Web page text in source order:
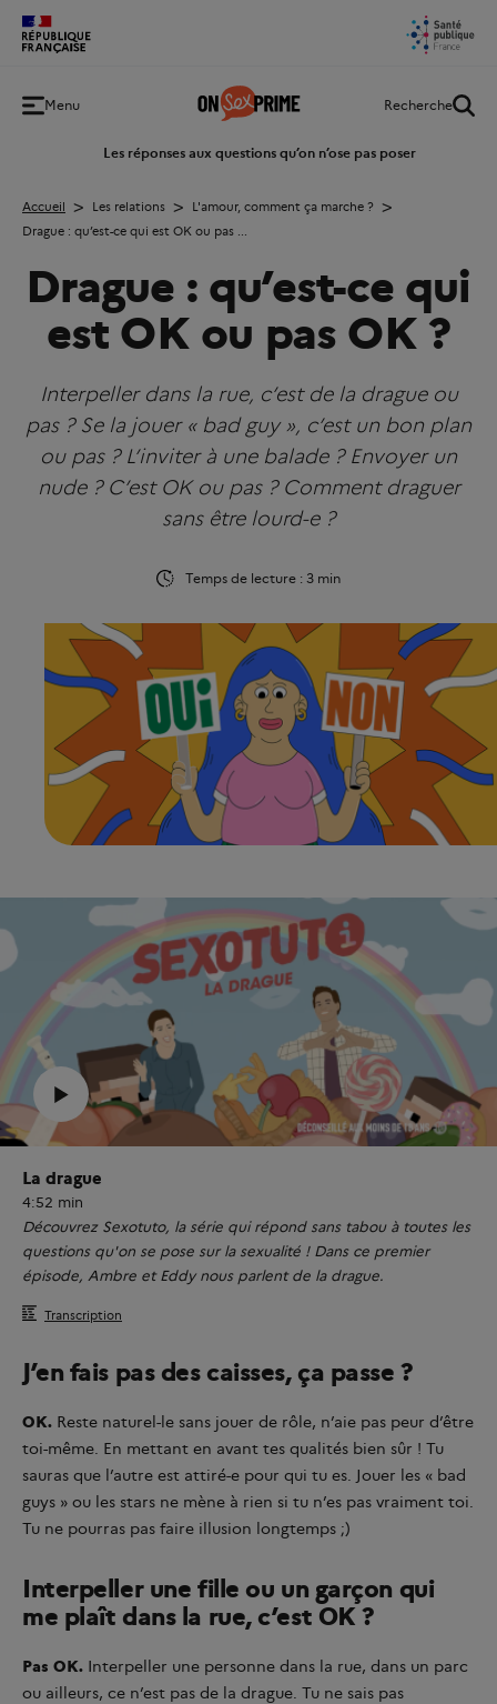
Menu
Retour
l'accueil
Recherche
Les réponses aux questions qu’on n’ose pas poser
Accueil Les relations
L'amour, comment ça marche ?
Drague : qu’est-ce qui est OK ou pas ...
Drague : qu’est-ce qui
est OK ou pas OK ?
Interpeller dans la rue, c’est de la drague ou
pas ? Se la jouer « bad guy », c’est un bon plan
ou pas ? L’inviter à une balade ? Envoyer un
nude ? C’est OK ou pas ? Comment draguer
sans être lourd-e ?
Temps de lecture : 3 min
La drague
4:52 min
Découvrez Sexotuto, la série qui répond sans tabou à toutes les
questions qu'on se pose sur la sexualité ! Dans ce premier
épisode, Ambre et Eddy nous parlent de la drague.
Transcription
J’en fais pas des caisses, ça passe ?
OK. Reste naturel-le sans jouer de rôle, n’aie pas peur d’être
toi-même. En mettant en avant tes qualités bien sûr ! Tu
sauras que l’autre est attiré-e pour qui tu es. Jouer les « bad
guys » ou les stars ne mène à rien si tu n’es pas vraiment toi.
Tu ne pourras pas faire illusion longtemps ;)
Interpeller une fille ou un garçon qui
me plaît dans la rue, c’est OK ?
Pas OK. Interpeller une personne dans la rue, dans un parc
ou ailleurs, ce n’est pas de la drague. Tu ne sais pas